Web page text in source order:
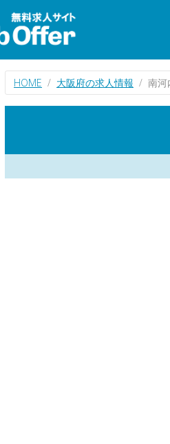
HOME 大阪府の求人情報 南河